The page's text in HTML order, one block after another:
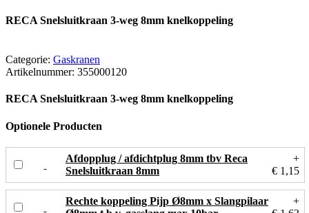
RECA Snelsluitkraan 3-weg 8mm knelkoppeling
Categorie: Gaskranen
Artikelnummer: 355000120
RECA Snelsluitkraan 3-weg 8mm knelkoppeling
Optionele Producten
Afdopplug / afdichtplug 8mm tbv Reca
Snelsluitkraan 8mm
+
€ 1,15
Rechte koppeling Pijp Ø8mm x Slangpilaar
+